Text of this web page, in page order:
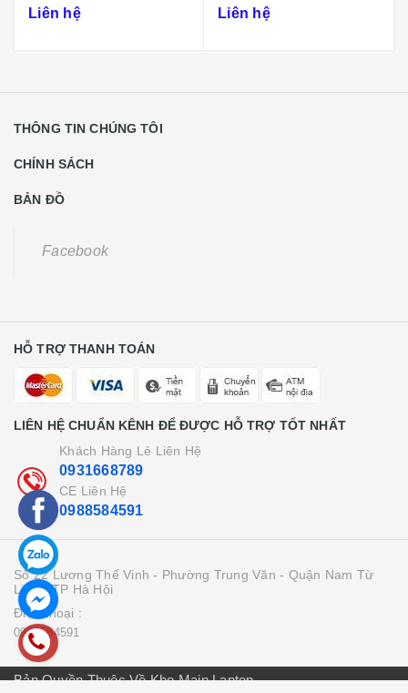
Liên hệ
Liên hệ
THÔNG TIN CHÚNG TÔI
CHÍNH SÁCH
BẢN ĐỒ
Facebook
HỖ TRỢ THANH TOÁN
LIÊN HỆ CHUẨN KÊNH ĐỂ ĐƯỢC HỖ TRỢ TỐT NHẤT
Khách Hàng Lẻ Liên Hệ
0931668789
CE Liên Hệ
0988584591
Số 22 Lương Thế Vinh - Phường Trung Văn - Quận Nam Từ
Liên - TP Hà Hội
Điện thoại :
0988584591
Bản Quyền Thuộc Về Kho Main Laptop